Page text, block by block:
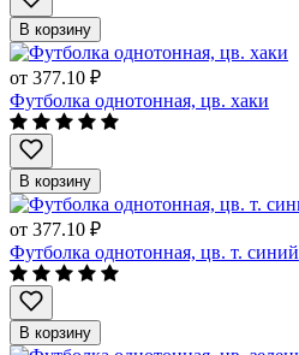
В корзину
от 377.10 ₽
Футболка однотонная, цв. хаки
В корзину
от 377.10 ₽
Футболка однотонная, цв. т. синий
В корзину